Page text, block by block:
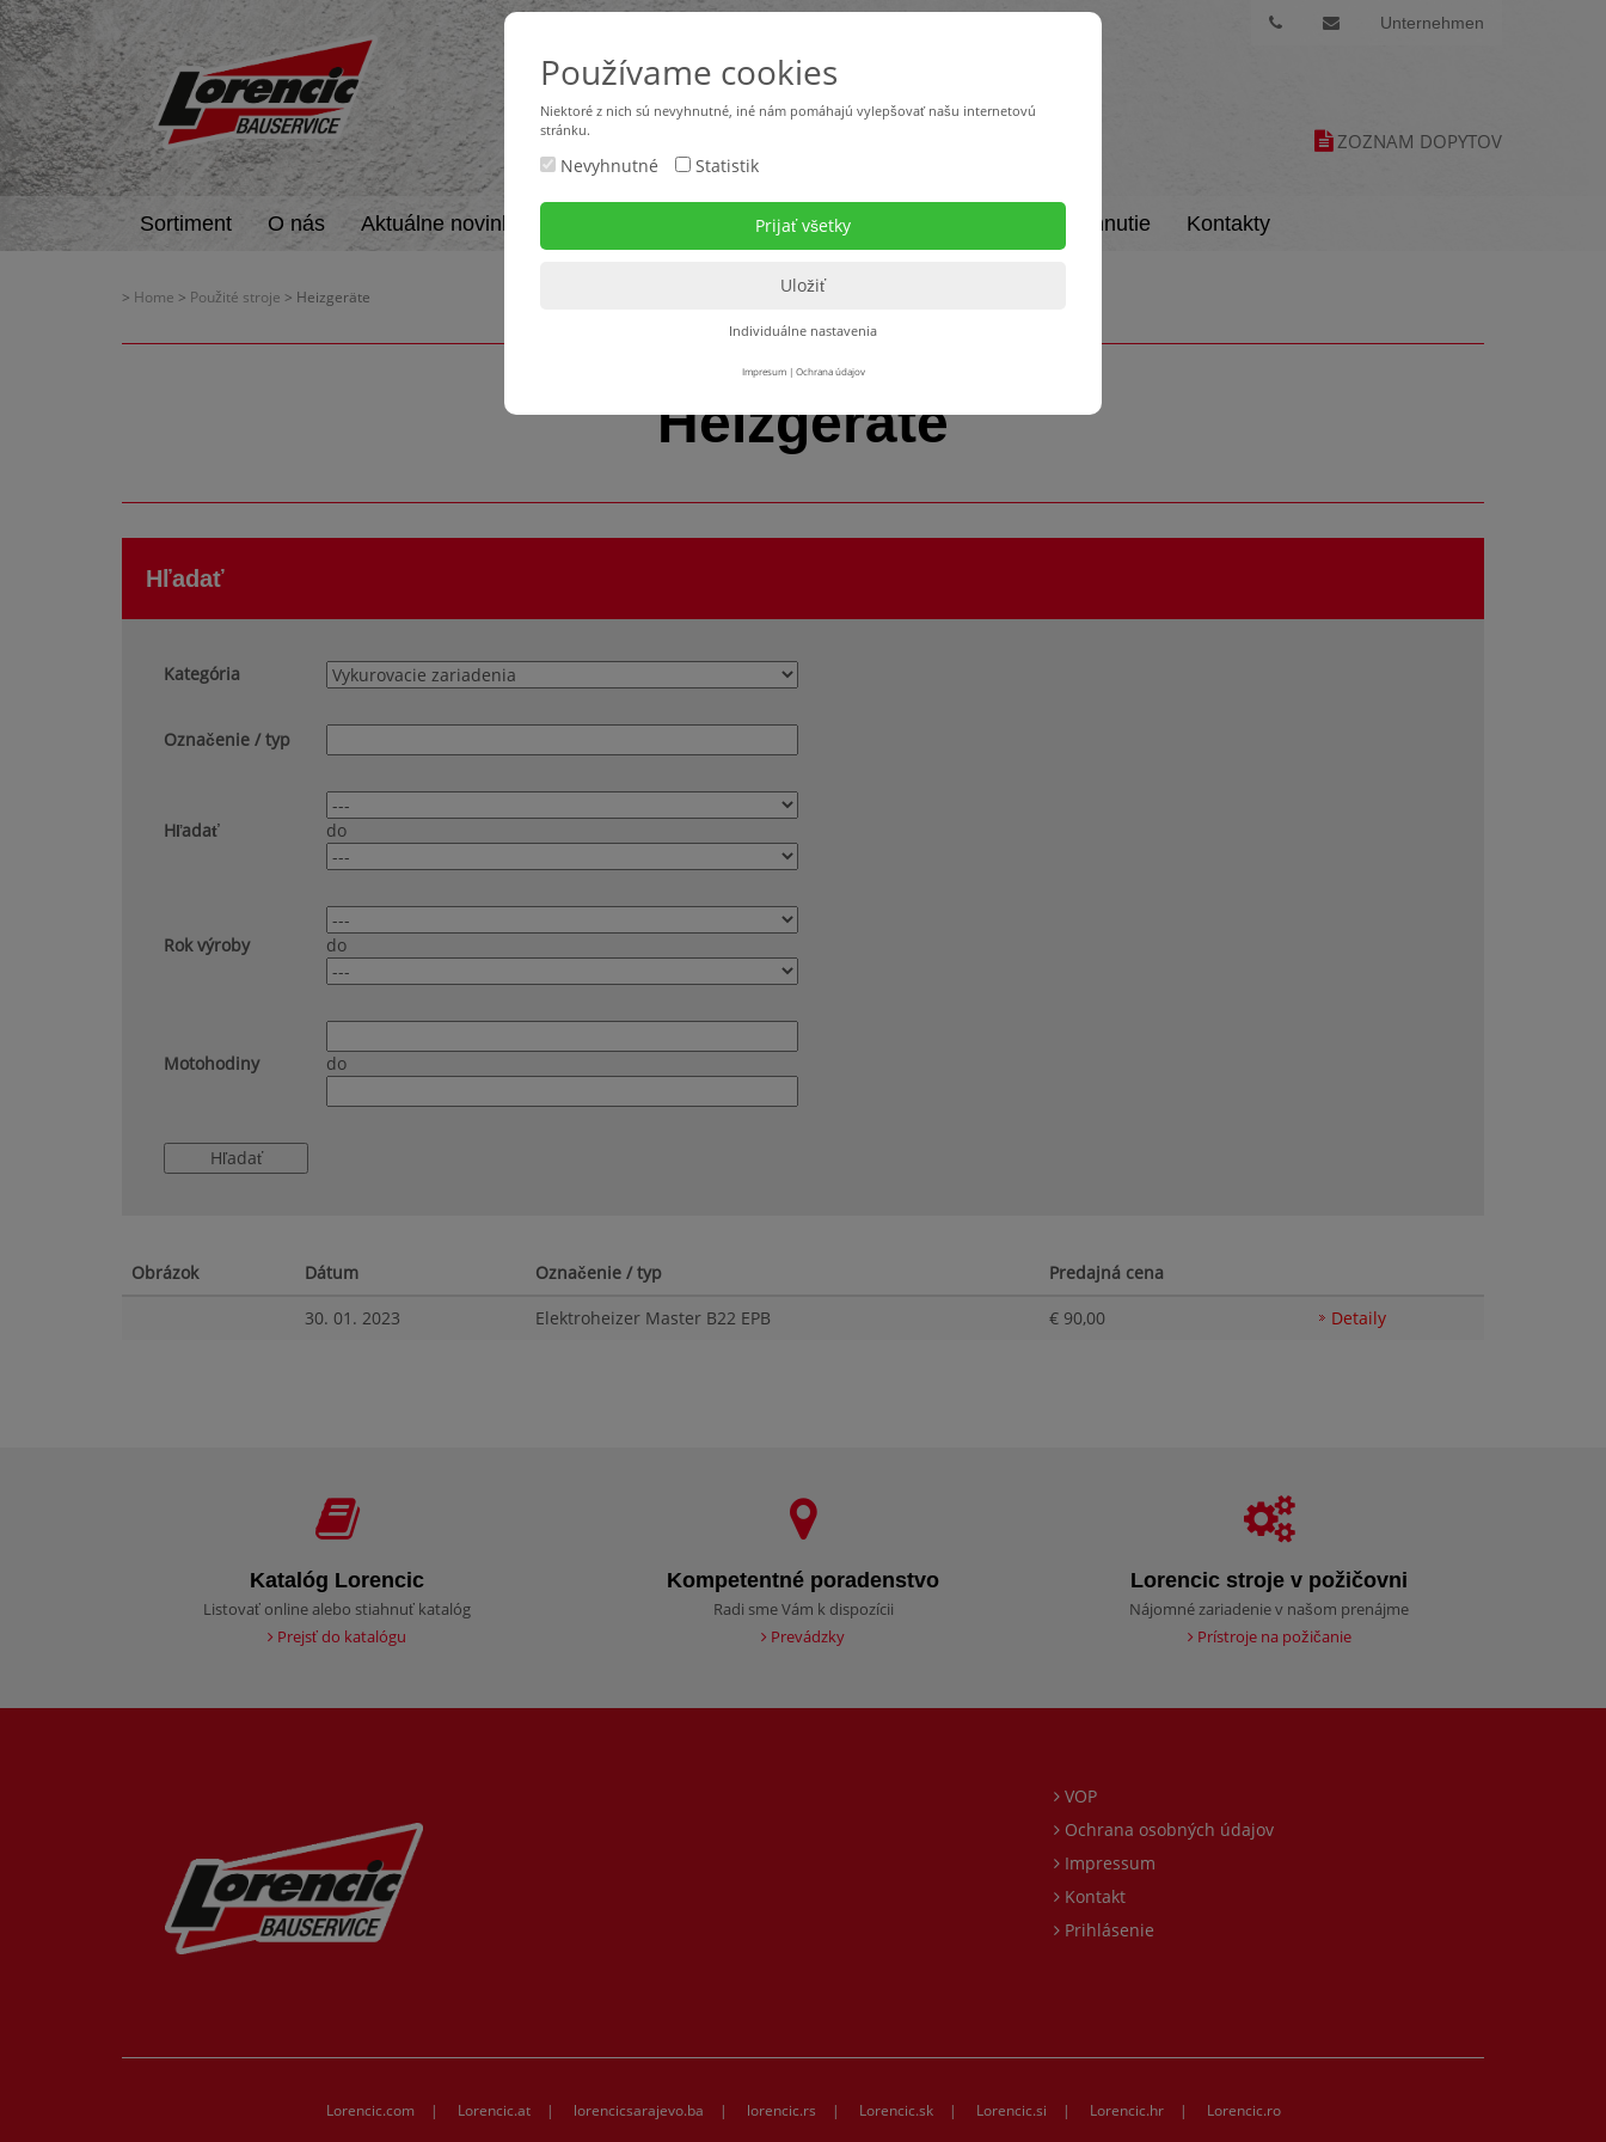
Unternehmen
ZOZNAM DOPYTOV
Sortiment O nás Aktuálne novinky Stroje v požičovni Na stiahnutie Kontakty
> Home > Použité stroje > Heizgeräte
Heizgeräte
Hľadať
Kategória
Označenie / typ
Hľadať do
Rok výroby do
Motohodiny do
Obrázok Dátum Označenie / typ
Predajná cena
30. 01. 2023
Elektroheizer Master B22 EPB € 90,00 Detaily
Katalóg Lorencic
Listovať online alebo stiahnuť katalóg
Prejsť do katalógu
Kompetentné poradenstvo
Radi sme Vám k dispozícii
Prevádzky
Lorencic stroje v požičovni
Nájomné zariadenie v našom prenájme
Prístroje na požičanie
VOP
Ochrana osobných údajov
Impressum
Kontakt
Prihlásenie
Lorencic.com | Lorencic.at | lorencicsarajevo.ba | lorencic.rs | Lorencic.sk | Lorencic.si | Lorencic.hr | Lorencic.ro
Používame cookies
Niektoré z nich sú nevyhnutné, iné nám pomáhajú vylepšovať našu internetovú
stránku.
Nevyhnutné Statistik
Individuálne nastavenia
Impresum| Ochrana údajov